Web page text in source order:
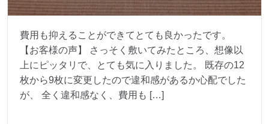
費用も抑えることができてとても良かったです。
【お客様の声】 さっそく敷いてみたところ、想像以
上にピッタリで、とても気に入りました。 既存の12
枚から9枚に変更したので違和感があるか心配でした
が、 全く違和感なく、費用も […]